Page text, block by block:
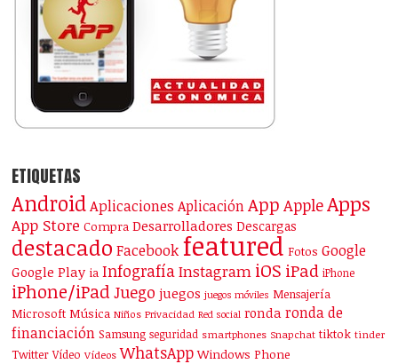
ETIQUETAS
Android Aplicaciones Aplicación App AppleApps
App Store Compra Desarrolladores Descargas
destacado Facebook featured Fotos Google
Google Play ia Infografía Instagram iOS iPad iPhone
iPhone/iPad Juego juegos juegos móviles Mensajería
Microsoft Música Niños Privacidad Red social ronda ronda de
financiación Samsung seguridad smartphones Snapchat tiktok tinder
Twitter Vídeo Vídeos WhatsApp Windows Phone